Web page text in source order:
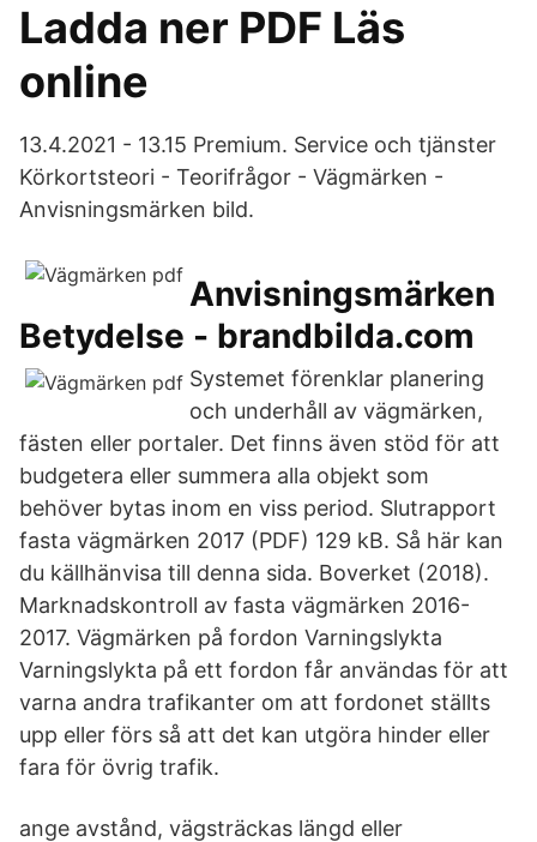
Ladda ner PDF Läs
online
13.4.2021 - 13.15 Premium. Service och tjänster
Körkortsteori - Teorifrågor - Vägmärken -
Anvisningsmärken bild.
Anvisningsmärken
Betydelse - brandbilda.com
Systemet förenklar planering
och underhåll av vägmärken,
fästen eller portaler. Det finns även stöd för att
budgetera eller summera alla objekt som
behöver bytas inom en viss period. Slutrapport
fasta vägmärken 2017 (PDF) 129 kB. Så här kan
du källhänvisa till denna sida. Boverket (2018).
Marknadskontroll av fasta vägmärken 2016-
2017. Vägmärken på fordon Varningslykta
Varningslykta på ett fordon får användas för att
varna andra trafikanter om att fordonet ställts
upp eller förs så att det kan utgöra hinder eller
fara för övrig trafik.
ange avstånd, vägsträckas längd eller